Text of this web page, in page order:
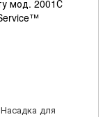
Насадка для